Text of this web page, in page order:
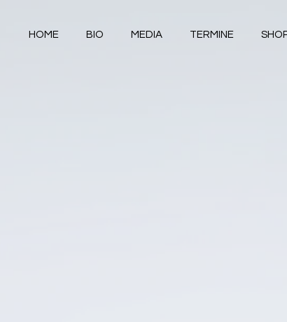
HOME BIO MEDIA TERMINE